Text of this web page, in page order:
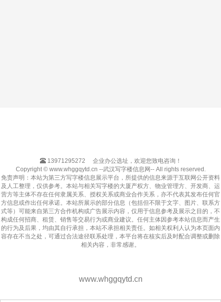
13971295272
企业办公选址，欢迎您致电咨询！
Copyright © www.whggqytd.cn --武汉写字楼信息网-- All rights reserved.
免责声明：本站为第三方写字楼信息展示平台，所提供的信息来源于互联网公开资料
及人工整理，仅供参考。本站与相关写字楼的大厦产权方、物业管理方、开发商、运
营方等主体不存在任何隶属关系、授权关系或商业合作关系，亦不代表其发布任何官
方信息或作出任何承诺。本站所展示的部分信息（包括但不限于文字、图片、联系方
式等）可能来自第三方合作机构或广告展示内容，仅用于信息参考及展示之目的，不
构成任何招商、租赁、销售等交易行为或商业建议。任何主体因参考本站信息而产生
的行为及后果，均由其自行承担，本站不承担相关责任。如相关权利人认为本页面内
容存在不当之处，可通过合法途径联系处理，本平台将在核实后及时配合调整或删除
相关内容，非常感谢。
www.whggqytd.cn